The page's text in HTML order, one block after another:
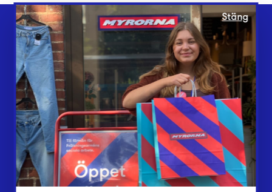
Webbshop
Butiker
Lämna in
Vårt överskott
Inlämningsplatser
Om Myrorna
Lediga jobb
Pressrum
Stäng